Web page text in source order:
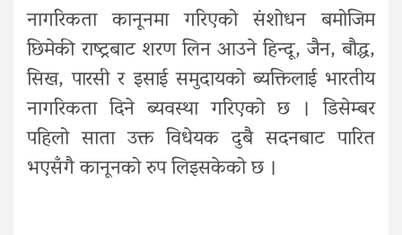
नागरिकता कानूनमा गरिएको संशोधन बमोजिम
छिमेकी राष्ट्रबाट शरण लिन आउने हिन्दू, जैन, बौद्ध,
सिख, पारसी र इसाई समुदायको ब्यक्तिलाई भारतीय
नागरिकता दिने ब्यवस्था गरिएको छ । डिसेम्बर
पहिलो साता उक्त विधेयक दुबै सदनबाट पारित
भएसँगै कानूनको रुप लिइसकेको छ ।